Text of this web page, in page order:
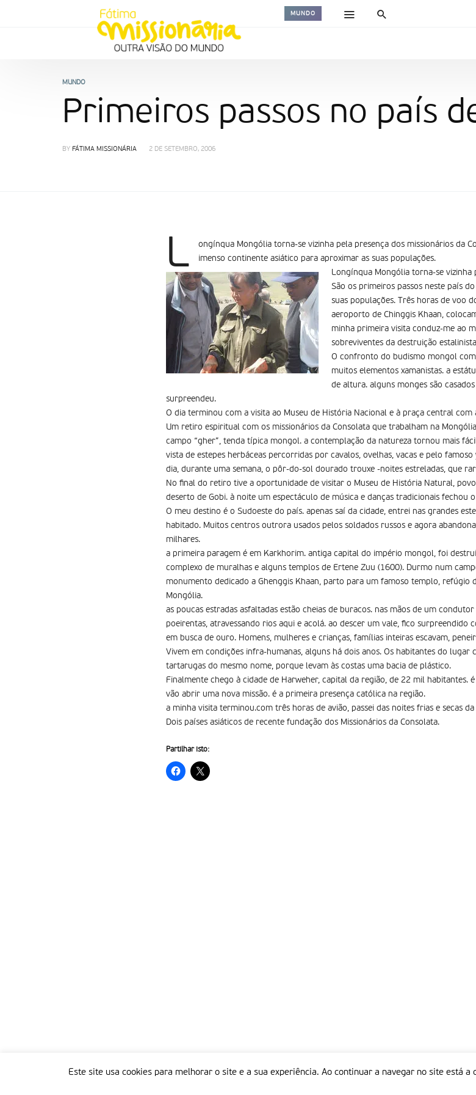
MUNDO
MUNDO
Primeiros passos no país
BY FÁTIMA MISSIONÁRIA 2 DE SETEMBRO, 2006
L
ongí­nqua Mongólia torna-se vizinha pela presença dos missionários da
imenso continente asiático para aproximar as suas populações.
Longí­nqua Mongólia torna-se vizinha
São os primeiros passos neste país
suas populações. Três horas de voo
aeroporto de Chinggis Khaan,
minha primeira visita conduz-me ao
sobreviventes da destruição
O confronto do budismo mongol
muitos elementos xamanistas. a
de altura. alguns monges são
surpreendeu.
O dia terminou com a visita ao Museu de História Nacional e à praça central com
Um retiro espiritual com os missionários da Consolata que trabalham na
campo “gher”, tenda tí­pica mongol. a contemplação da natureza tornou mais
vista de estepes herbáceas percorridas por cavalos, ovelhas, vacas e pelo famoso
dia, durante uma semana, o pôr-do-sol dourado trouxe -noites estreladas, que
No final do retiro tive a oportunidade de visitar o Museu de História Natural,
deserto de Gobi. à noite um espectáculo de música e danças tradicionais fechou
O meu destino é o Sudoeste do país. apenas saí­ da cidade, entrei nas grandes
habitado. Muitos centros outrora usados pelos soldados russos e agora
milhares.
a primeira paragem é em Karkhorim. antiga capital do império mongol, foi
complexo de muralhas e alguns templos de Ertene Zuu (1600). Durmo num
monumento dedicado a Ghenggis Khaan, parto para um famoso templo, refúgio
Mongólia.
as poucas estradas asfaltadas estão cheias de buracos. nas mãos de um
poeirentas, atravessando rios aqui e acolá. ao descer um vale, fico surpreendido
em busca de ouro. Homens, mulheres e crianças, famílias inteiras escavam,
Vivem em condições infra-humanas, alguns há dois anos. Os habitantes do lugar
tartarugas do mesmo nome, porque levam às costas uma bacia de plástico.
Finalmente chego à cidade de Harweher, capital da região, de 22 mil habitantes.
vão abrir uma nova missão. é a primeira presença católica na região.
a minha visita terminou.com três horas de avião, passei das noites frias e secas
Dois países asiáticos de recente fundação dos Missionários da Consolata.
Partilhar isto:
Este site usa cookies para melhorar o site e a sua experiência. Ao continuar a navegar no site está